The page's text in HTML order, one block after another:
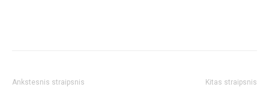
Ankstesnis straipsnis Kitas straipsnis